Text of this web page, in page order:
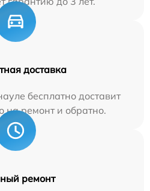
доставка
бесплатно доставит
на ремонт и обратно.
ремонт